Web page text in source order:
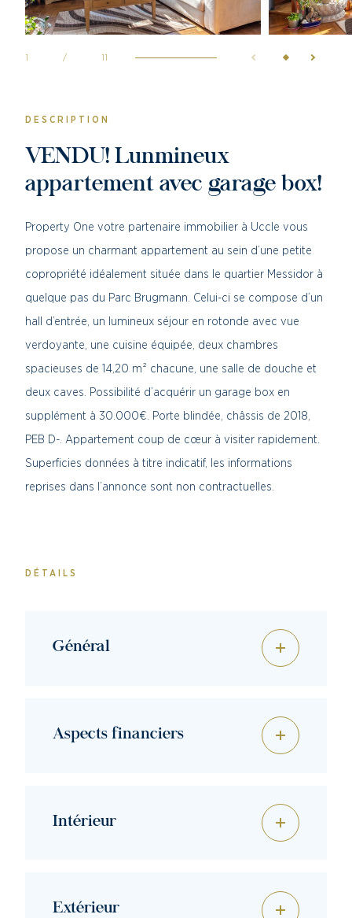
1 / 11
DESCRIPTION
VENDU! Lunmineux
appartement avec garage box!
Property One votre partenaire immobilier à Uccle vous
propose un charmant appartement au sein d’une petite
copropriété idéalement située dans le quartier Messidor à
quelque pas du Parc Brugmann. Celui-ci se compose d’un
hall d’entrée, un lumineux séjour en rotonde avec vue
verdoyante, une cuisine équipée, deux chambres
spacieuses de 14,20 m² chacune, une salle de douche et
deux caves. Possibilité d’acquérir un garage box en
supplément à 30.000€. Porte blindée, châssis de 2018,
PEB D-. Appartement coup de cœur à visiter rapidement.
Superficies données à titre indicatif, les informations
reprises dans l’annonce sont non contractuelles.
DÉTAILS
Général
Aspects financiers
Intérieur
Extérieur